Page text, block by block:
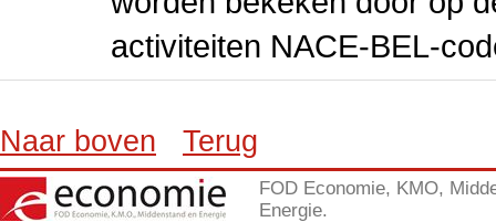
activiteiten NACE-BEL-
Naar boven Terug
FOD Economie, KMO,
Energie.